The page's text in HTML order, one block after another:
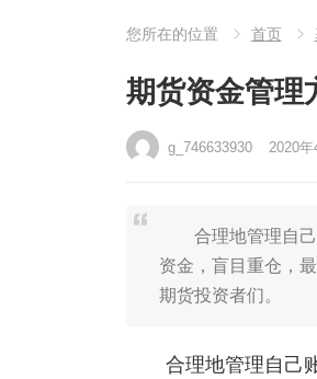
您所在的位置 首页
期货资金管理
g_746633930 2020
合理地管理自己
资金，盲目重仓，
期货投资者们。
合理地管理自己账